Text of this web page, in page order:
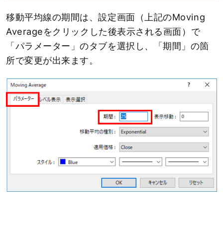
移動平均線の期間は、設定画面（上記のMoving
Averageをクリックした後表示される画面）で
「パラメーター」のタブを選択し、「期間」の箇
所で変更が出来ます。